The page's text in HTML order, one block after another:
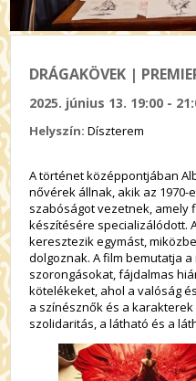
DRÁGAKÖVEK |
2025. június 13. 19:00 -
Helyszín:Díszterem
A történet középpontjában
nővérek állnak, akik az 1970-
szabóságot vezetnek, amely
készítésére specializálódott.
keresztezik egymást,
dolgoznak. A film bemutatja
szorongásokat, fájdalmas
kötelékeket, ahol a valóság
a színésznők és a
szolidaritás, a látható és a